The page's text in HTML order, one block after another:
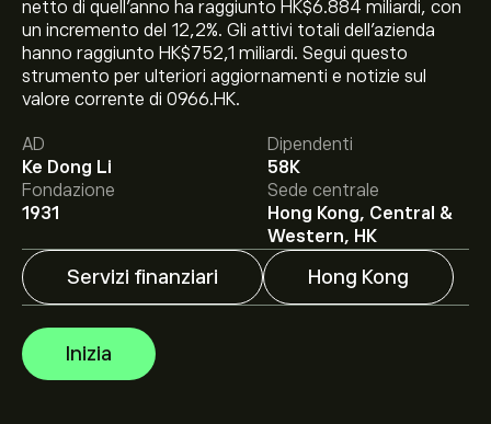
netto di quell'anno ha raggiunto HK$6.884 miliardi, con
un incremento del 12,2%. Gli attivi totali dell'azienda
hanno raggiunto HK$752,1 miliardi. Segui questo
strumento per ulteriori aggiornamenti e notizie sul
valore corrente di 0966.HK.
AD
Ke Dong Li
Dipendenti
58K
Fondazione
1931
Sede centrale
Hong Kong, Central &
Western, HK
Servizi finanziari Hong Kong
Inizia
Il prezzo attuale delle azioni 00966.HK è di 21.32‎$‎.
Il target di prezzo medio per le azioni China Taiping
Insurance Holdin è di 21.32‎$‎.Iscrivitisu eToro per
previsioni dettagliate degli analisti e obiettivi di prezzo.
Gli analisti offrono previsioni per le azioni China Taiping
Insurance Holdin basate su tendenze di mercato,
rapporti finanziari e crescita prevista. Consulta le